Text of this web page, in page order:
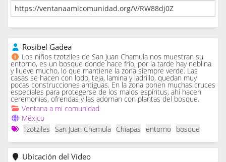
Rosibel Gadea
Los niños tzotziles de San Juan Chamula nos muestran su
entorno, es un bosque donde hace frío, por la tarde hay neblina
y llueve mucho, lo que mantiene la zona siempre verde. Las
casas se hacen con lodo, teja, lamina y ladrillo, quedan muy
pocas construcciones antiguas. En la zona ponen muchas cruces
especiales para protegerse de los malos espíritus, ahí hacen
ceremonias, ofrendas y las adornan con plantas del bosque.
Ventana a mi comunidad
México
Tzotziles
San Juan Chamula Chiapas entorno bosque
Ubicación del Video